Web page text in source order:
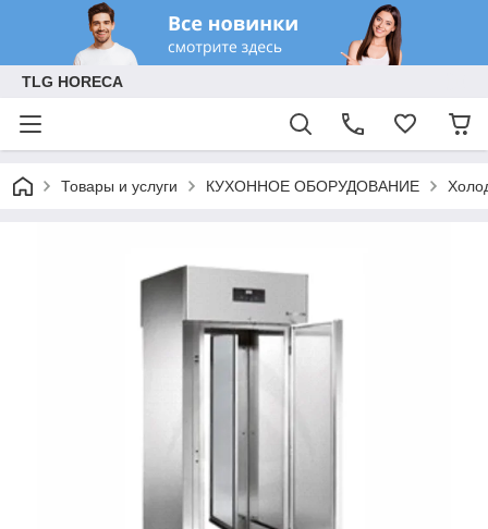
TLG HORECA
Товары и услуги КУХОННОЕ ОБОРУДОВАНИЕ